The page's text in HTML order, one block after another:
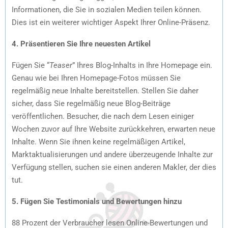
Informationen, die Sie in sozialen Medien teilen können.
Dies ist ein weiterer wichtiger Aspekt Ihrer Online-Präsenz.
4. Präsentieren Sie Ihre neuesten Artikel
Fügen Sie “Teaser” Ihres Blog-Inhalts in Ihre Homepage ein.
Genau wie bei Ihren Homepage-Fotos müssen Sie
regelmäßig neue Inhalte bereitstellen. Stellen Sie daher
sicher, dass Sie regelmäßig neue Blog-Beiträge
veröffentlichen. Besucher, die nach dem Lesen einiger
Wochen zuvor auf Ihre Website zurückkehren, erwarten neue
Inhalte. Wenn Sie ihnen keine regelmäßigen Artikel,
Marktaktualisierungen und andere überzeugende Inhalte zur
Verfügung stellen, suchen sie einen anderen Makler, der dies
tut.
5. Fügen Sie Testimonials und Bewertungen hinzu
88 Prozent der Verbraucher lesen Online-Bewertungen und